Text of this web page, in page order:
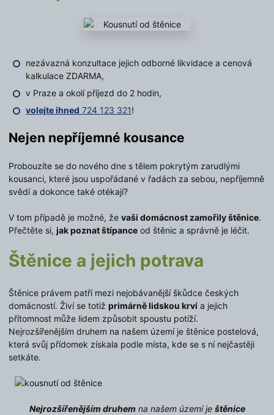
nezávazná konzultace jejich odborné likvidace a cenová
kalkulace ZDARMA,
v Praze a okolí příjezd do 2 hodin,
volejte ihned 724 123 321!
Nejen nepříjemné kousance
Probouzíte se do nového dne s tělem pokrytým zarudlými
kousanci, které jsou uspořádané v řadách za sebou, nepříjemně
svědí a dokonce také otékají?
V tom případě je možné, že vaši domácnost zamořily štěnice.
Přečtěte si, jak poznat štípance od štěnic a správně je léčit.
Štěnice a jejich potrava
Štěnice právem patří mezi nejobávanější škůdce českých
domácností. Živí se totiž primárně lidskou krví a jejich
přítomnost může lidem způsobit spoustu potíží.
Nejrozšířenějším druhem na našem území je štěnice postelová,
která svůj přídomek získala podle místa, kde se s ní nejčastěji
setkáte.
Nejrozšířenějším druhemna našem území je štěnice